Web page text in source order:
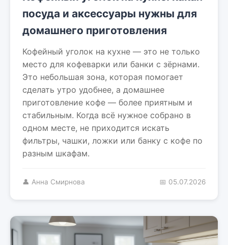
посуда и аксессуары нужны для
домашнего приготовления
Кофейный уголок на кухне — это не только
место для кофеварки или банки с зёрнами.
Это небольшая зона, которая помогает
сделать утро удобнее, а домашнее
приготовление кофе — более приятным и
стабильным. Когда всё нужное собрано в
одном месте, не приходится искать
фильтры, чашки, ложки или банку с кофе по
разным шкафам.
👤 Анна Смирнова 📅 05.07.2026